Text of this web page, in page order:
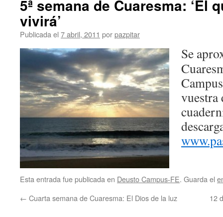
5ª semana de Cuaresma: ‘El
vivirá’
Publicada el 7 abril, 2011 porpazpitar
Se
Esta entrada fue publicada en Deusto Campus-FE. Guarda el
← Cuarta semana de Cuaresma: El Dios de la luz 12